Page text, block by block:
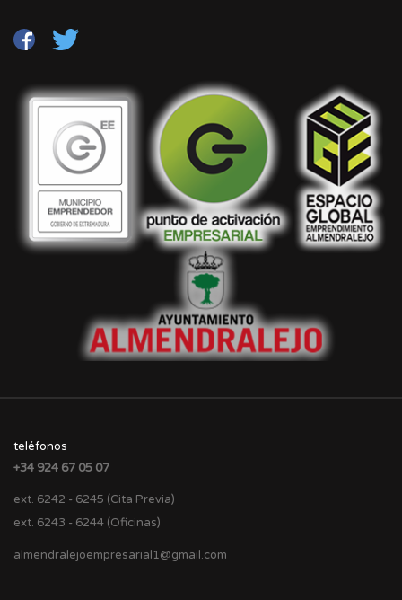
teléfonos
+34 924 67 05 07
ext. 6242 - 6245 (Cita Previa)
ext. 6243 - 6244 (Oficinas)
almendralejoempresarial1@gmail.com